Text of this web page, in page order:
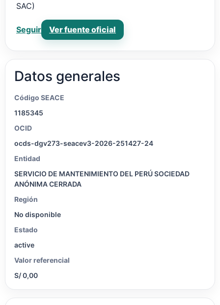
SAC)
Seguir Ver fuente oficial
Datos generales
Código SEACE
1185345
OCID
ocds-dgv273-seacev3-2026-251427-24
Entidad
SERVICIO DE MANTENIMIENTO DEL PERÚ SOCIEDAD
ANÓNIMA CERRADA
Región
No disponible
Estado
active
Valor referencial
S/ 0,00